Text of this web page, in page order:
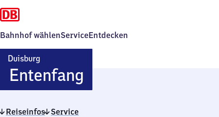
Bahnhof wählenServiceEntdecken
Duisburg
Entenfang
Entenfang
Reiseinfos Service